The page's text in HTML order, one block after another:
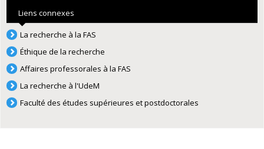
Liens connexes
La recherche à la FAS
Éthique de la recherche
Affaires professorales à la FAS
La recherche à l'UdeM
Faculté des études supérieures et postdoctorales